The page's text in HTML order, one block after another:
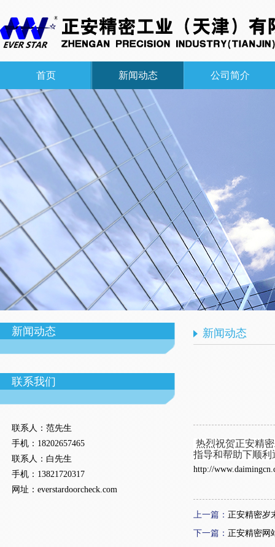
首页 新闻动态 公司简介
新闻动态
联系我们
联系人：范先生
手机： 18202657465
联系人：白先生
手机： 13821720317
网址： everstardoorcheck.com
新闻动态
热烈祝贺正安精
指导和帮助下顺
http://
上一篇： 正安精密岁
下一篇： 正安精密网